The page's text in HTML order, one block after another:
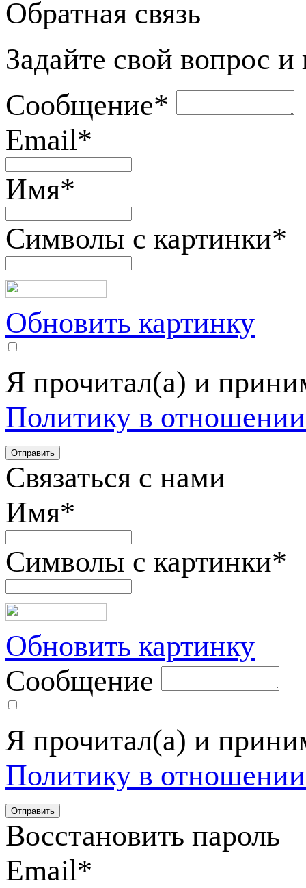
Обратная связь
Задайте свой вопрос
Сообщение*
Email*
Имя*
Символы с картинки*
Обновить картинку
Я прочитал(а) и
Политику в
Связаться с нами
Имя*
Символы с картинки*
Обновить картинку
Сообщение
Я прочитал(а) и
Политику в
Восстановить пароль
Email*